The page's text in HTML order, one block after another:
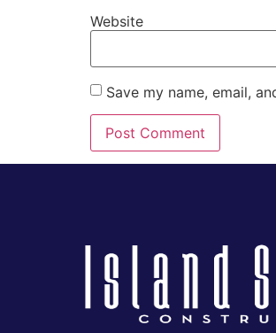
Website
Save my name, email,